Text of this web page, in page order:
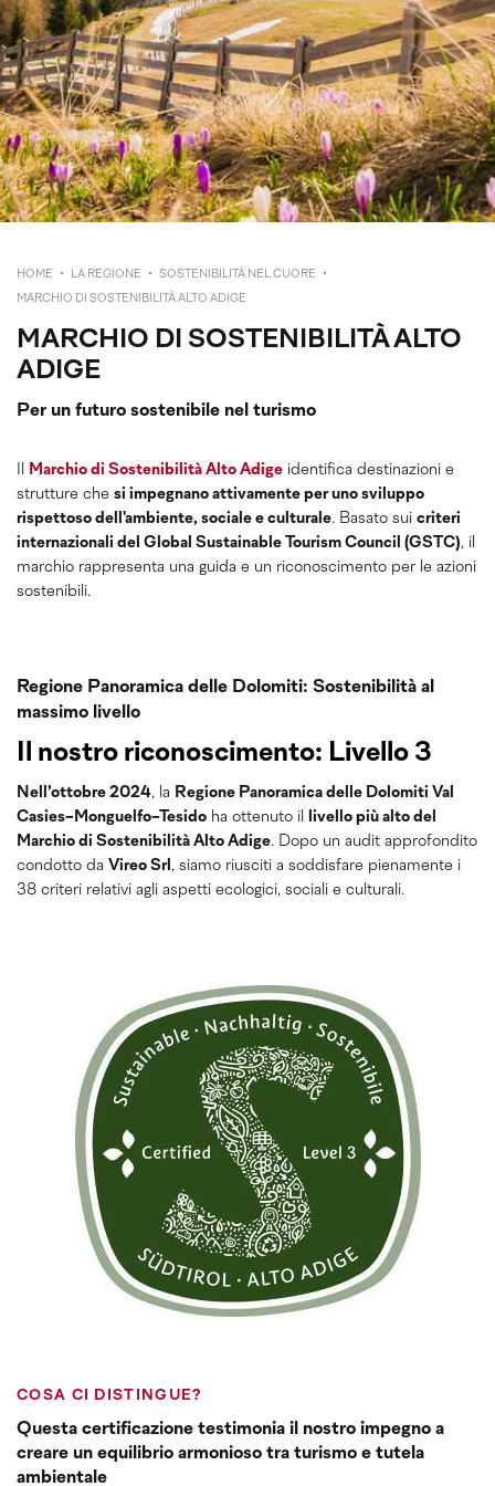
HOME LA REGIONE
SOSTENIBILITÀ NEL CUORE
MARCHIO DI SOSTENIBILITÀ ALTO ADIGE
MARCHIO DI SOSTENIBILITÀ ALTO
ADIGE
Per un futuro sostenibile nel turismo
Il Marchio di Sostenibilità Alto Adige identifica destinazioni e
strutture che si impegnano attivamente per uno sviluppo
rispettoso dell'ambiente, sociale e culturale. Basato sui criteri
internazionali del Global Sustainable Tourism Council (GSTC), il
marchio rappresenta una guida e un riconoscimento per le azioni
sostenibili.
Regione Panoramica delle Dolomiti: Sostenibilità al
massimo livello
Il nostro riconoscimento: Livello 3
Nell’ottobre 2024, la Regione Panoramica delle Dolomiti Val
Casies-Monguelfo-Tesido ha ottenuto il livello più alto del
Marchio di Sostenibilità Alto Adige. Dopo un audit approfondito
condotto da Vireo Srl, siamo riusciti a soddisfare pienamente i
38 criteri relativi agli aspetti ecologici, sociali e culturali.
COSA CI DISTINGUE?
Questa certificazione testimonia il nostro impegno a
creare un equilibrio armonioso tra turismo e tutela
ambientale